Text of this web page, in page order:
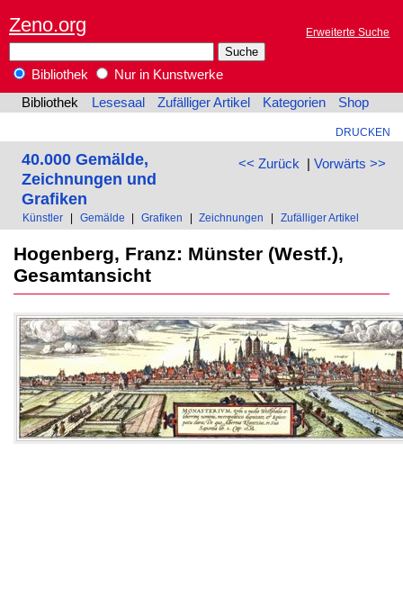
Zeno.org Erweiterte Suche
Bibliothek
Nur in Kunstwerke
Bibliothek
Lesesaal Zufälliger Artikel Kategorien Shop
DRUCKEN
<< Zurück | Vorwärts >>
40.000 Gemälde,
Zeichnungen und
Grafiken
Künstler Gemälde Grafiken Zeichnungen Zufälliger Artikel
Hogenberg, Franz: Münster (Westf.),
Gesamtansicht